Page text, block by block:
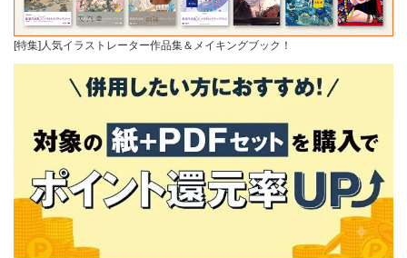
[特集]人気イラストレーター作品集＆メイキングブック！